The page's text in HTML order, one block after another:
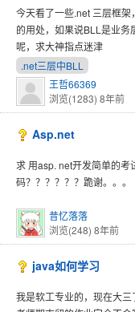
今天看了一些.net 三层框
的用处，如果说BLL是业
呢，求大神指点迷津
.net三层中BLL
王哲66369
浏览(1283) 8年前
Asp.net
求 用asp. net开发简单的考
码？？？？？？跪谢。。。
昔忆落落
浏览(248) 8年前
java如何学习
我是软工专业的，现在大